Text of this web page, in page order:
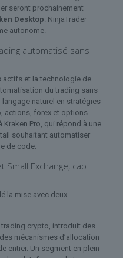
seront prochainement
Desktop . NinjaTrader
autonome.
automatisé sans
actifs et la technologie de
du trading sans
langage naturel en stratégies
actions, forex et options.
Pro, qui répond à une
souhaitant automatiser
de code.
Exchange, cap
la mise avec deux
crypto, introduit des
mécanismes d’allocation
entier. Un segment en plein